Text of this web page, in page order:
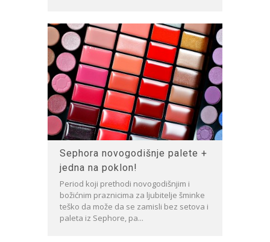
Sephora novogodišnje palete +
jedna na poklon!
Period koji prethodi novogodišnjim i
božićnim praznicima za ljubitelje šminke
teško da može da se zamisli bez setova i
paleta iz Sephore, pa...